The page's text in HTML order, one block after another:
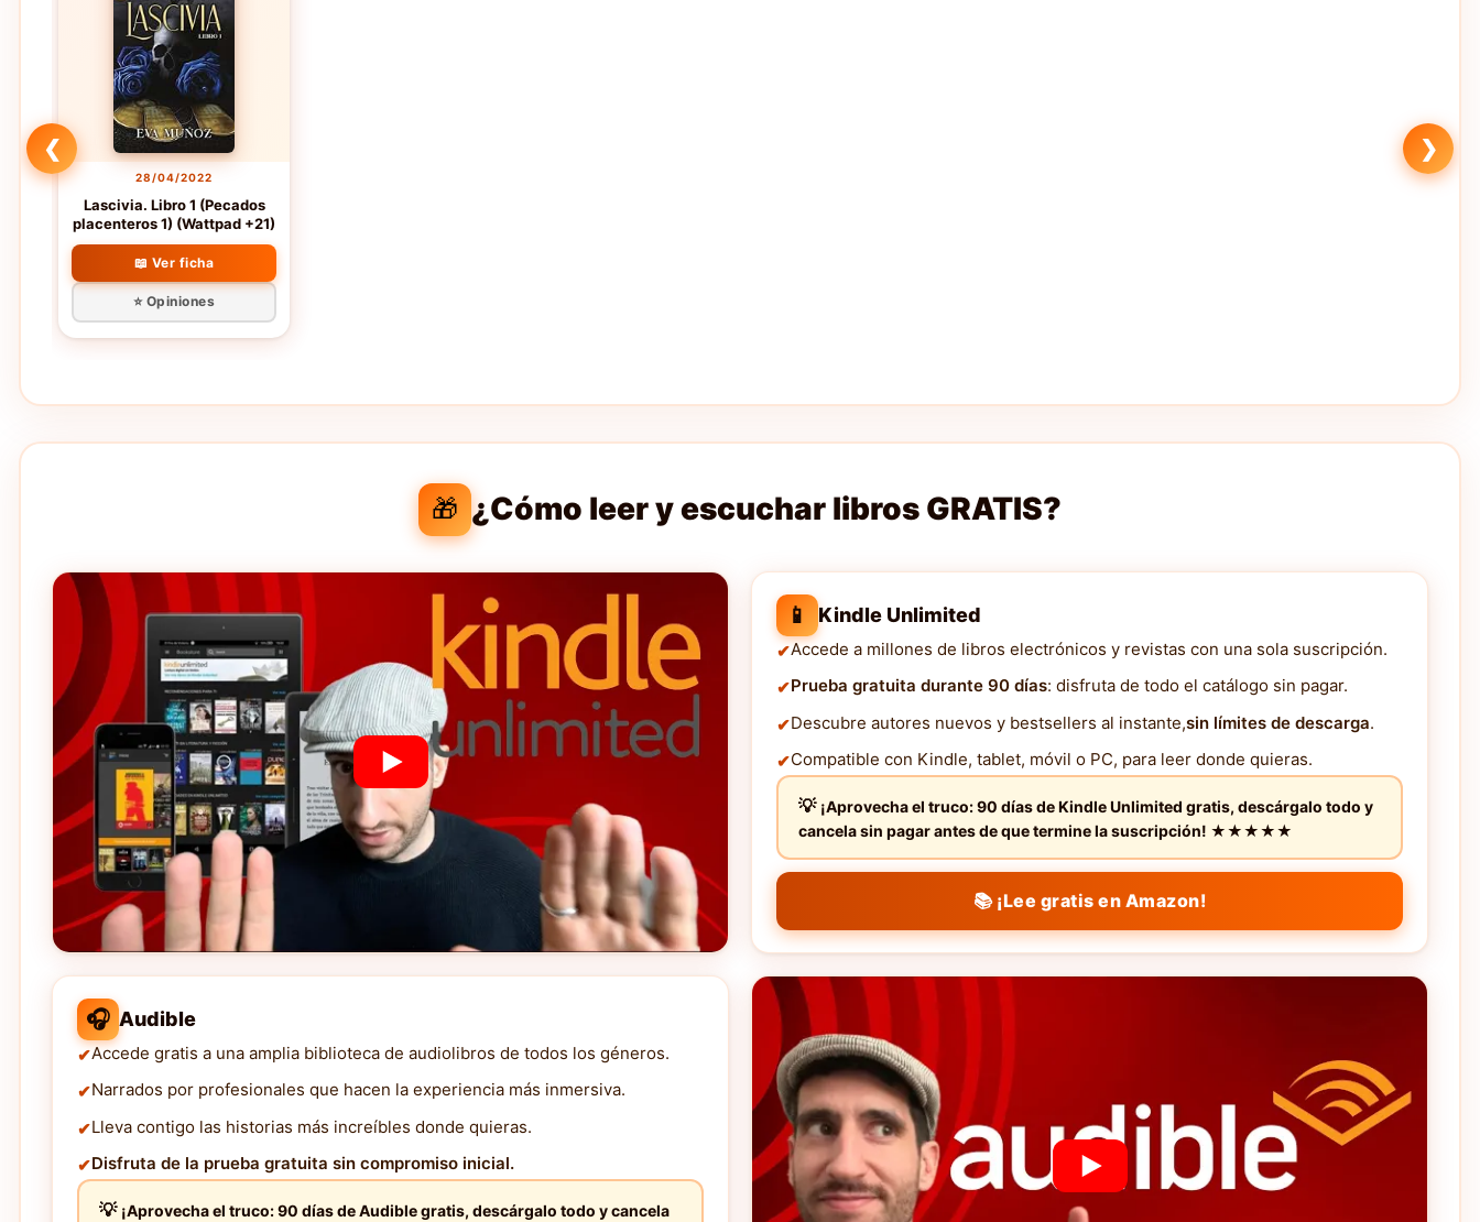
❮
28/04/2022
Lascivia. Libro 1 (Pecados
placenteros 1) (Wattpad +21)
📖 Ver ficha
⭐ Opiniones
❯
🎁 ¿Cómo leer y escuchar libros GRATIS?
📱 Kindle Unlimited
Accede a millones de libros electrónicos y revistas con una sola suscripción.
Prueba gratuita durante 90 días: disfruta de todo el catálogo sin pagar.
Descubre autores nuevos y bestsellers al instante,sin límites de descarga.
Compatible con Kindle, tablet, móvil o PC, para leer donde quieras.
¡Aprovecha el truco: 90 días de Kindle Unlimited gratis, descárgalo todo y
cancela sin pagar antes de que termine la suscripción! ★★★★★
📚 ¡Lee gratis en Amazon!
🎧 Audible
Accede gratis a una amplia biblioteca de audiolibros de todos los géneros.
Narrados por profesionales que hacen la experiencia más inmersiva.
Lleva contigo las historias más increíbles donde quieras.
Disfruta de la prueba gratuita sin compromiso inicial.
¡Aprovecha el truco: 90 días de Audible gratis, descárgalo todo y cancela